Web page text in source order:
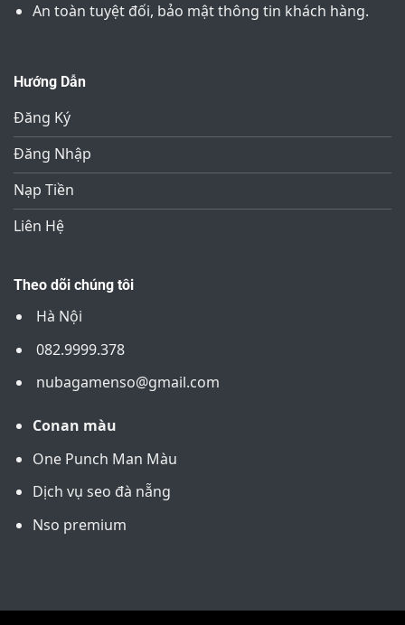
An toàn tuyệt đối, bảo mật thông tin khách hàng.
Hướng Dẫn
Đăng Ký
Đăng Nhập
Nạp Tiền
Liên Hệ
Theo dõi chúng tôi
Hà Nội
082.9999.378
nubagamenso@gmail.com
Conan màu
One Punch Man Màu
Dịch vụ seo đà nẵng
Nso premium